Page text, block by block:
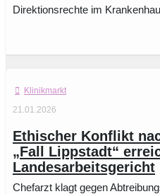
Direktionsrechte im
Klinikmarkt
21.01.2026
Ethischer Konflikt
„Fall Lippstadt“
Landesarbeitsgericht
Chefarzt klagt gegen